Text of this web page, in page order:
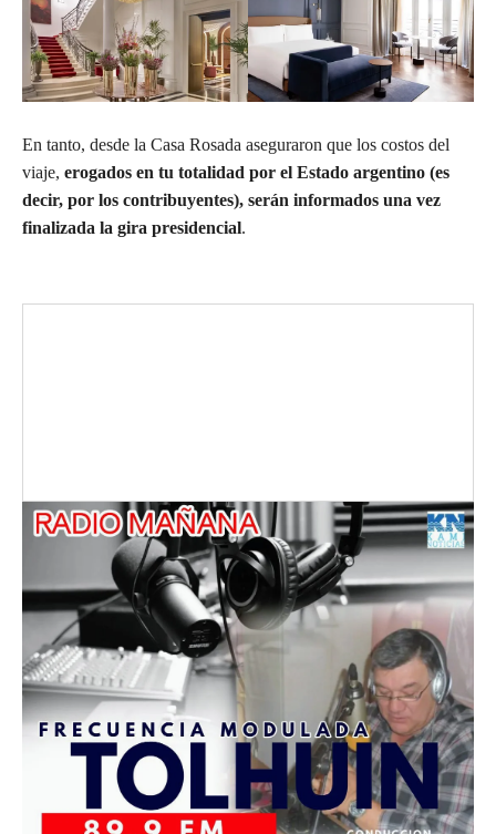
En tanto, desde la Casa Rosada aseguraron que los costos del
viaje, erogados en tu totalidad por el Estado argentino (es
decir, por los contribuyentes), serán informados una vez
finalizada la gira presidencial.